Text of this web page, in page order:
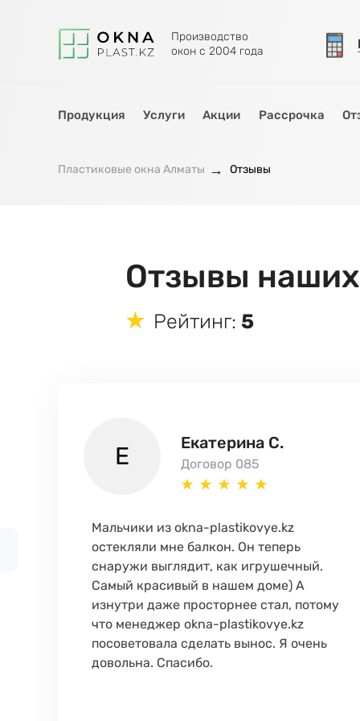
Производство
окон с 2004 года
Продукция Услуги Акции Рассрочка
Пластиковые окна Алматы Отзывы
Отзывы
Рейтинг: 5
Е Екатерина С.
Договор 085
Мальчики из okna-plastikovye.kz
остекляли мне балкон. Он теперь
снаружи выглядит, как игрушечный.
Самый красивый в нашем доме) А
изнутри даже просторнее стал, потому
что менеджер okna-plastikovye.kz
посоветовала сделать вынос. Я очень
довольна. Спасибо.